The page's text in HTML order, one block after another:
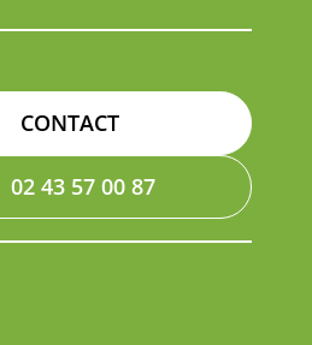
CONTACT
02 43 57 00 87